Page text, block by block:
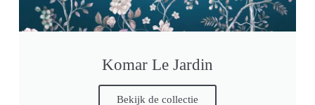
Komar Le Jardin
Bekijk de collectie